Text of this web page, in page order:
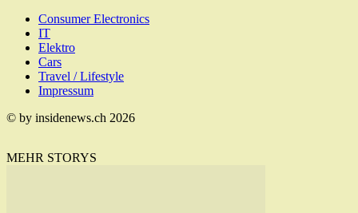
Consumer Electronics
IT
Elektro
Cars
Travel / Lifestyle
Impressum
© by insidenews.ch 2026
MEHR STORYS